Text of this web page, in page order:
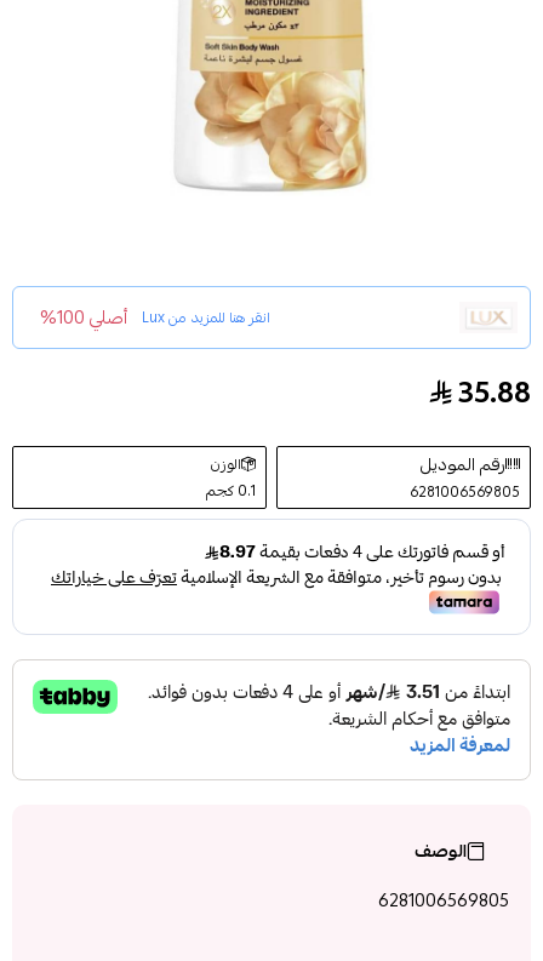
انقر هنا للمزيد منLux أصلي 100%
لوكس سائل استحمام مرطب بالياسمين المخملي - 700 مل
35.88
رقم الموديل
6281006569805
الوزن
0.1 كجم
الوصف
6281006569805